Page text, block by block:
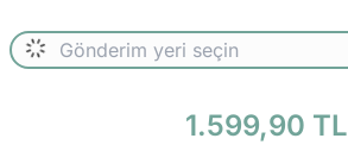
1.599,90 TL